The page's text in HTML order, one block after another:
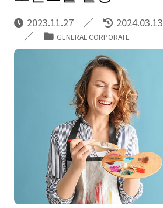
2023.11.27 2024.03.13
GENERAL CORPORATE